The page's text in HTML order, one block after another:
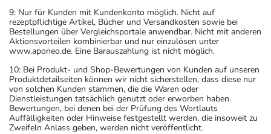
9: Nur für Kunden mit Kundenkonto möglich. Nicht auf
rezeptpflichtige Artikel, Bücher und Versandkosten sowie bei
Bestellungen über Vergleichsportale anwendbar. Nicht mit anderen
Aktionsvorteilen kombinierbar und nur einzulösen unter
www.aponeo.de. Eine Barauszahlung ist nicht möglich.
10: Bei Produkt- und Shop-Bewertungen von Kunden auf unseren
Produktdetailseiten können wir nicht sicherstellen, dass diese nur
von solchen Kunden stammen, die die Waren oder
Dienstleistungen tatsächlich genutzt oder erworben haben.
Bewertungen, bei denen bei der Prüfung des Wortlauts
Auffälligkeiten oder Hinweise festgestellt werden, die insoweit zu
Zweifeln Anlass geben, werden nicht veröffentlicht.